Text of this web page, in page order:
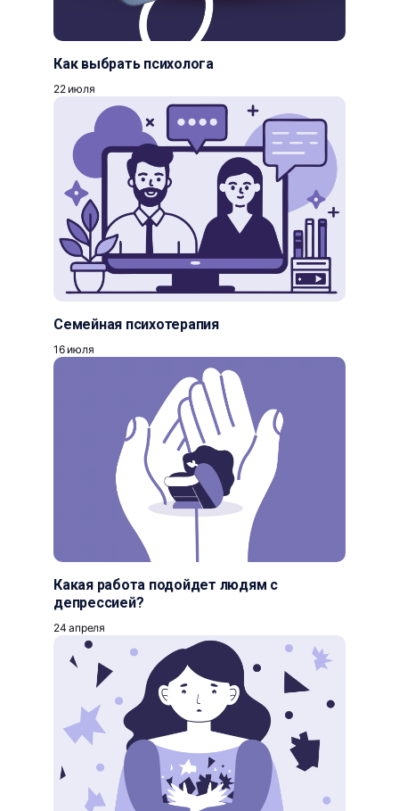
Как выбрать психолога
22 июля
Семейная психотерапия
16 июля
Какая работа подойдет людям с
депрессией?
24 апреля